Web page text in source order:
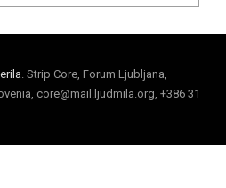
. Strip Core, Forum Ljubljana,
core@mail.ljudmila.org, +386 31